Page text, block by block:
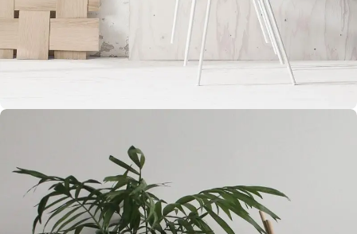
Accessories
Imperdiet mauris a nontin
dar tobulai atsimenu visą šioje svetainėje pateiktą
informaciją. Jei visgi man pritrūks išmanumo - pateiksiu
Jums reikiamus kontaktus, kur galėsite pasiklausti
atsakingo specialisto.